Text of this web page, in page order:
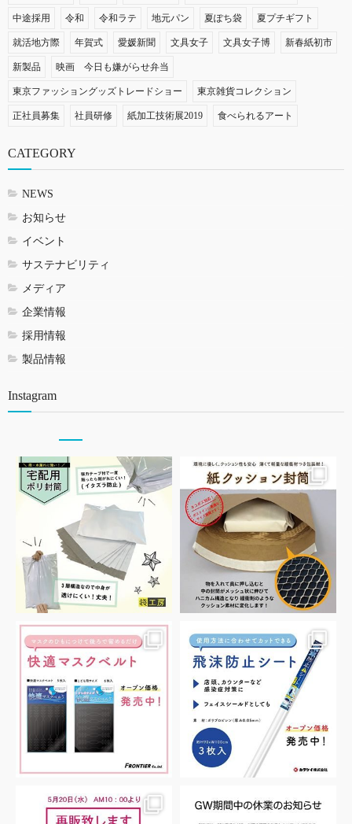
中途採用 令和 令和ラテ 地元パン 夏ぽち袋 夏プチギフト
就活地方際 年賀式 愛媛新聞 文具女子 文具女子博 新春紙初市
新製品 映画 今日も嫌がらせ弁当
東京ファッショングッズトレードショー 東京雑貨コレクション
正社員募集 社員研修 紙加工技術展2019 食べられるアート
CATEGORY
NEWS
お知らせ
イベント
サステナビリティ
メディア
企業情報
採用情報
製品情報
Instagram